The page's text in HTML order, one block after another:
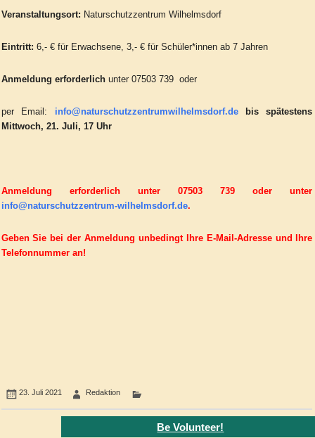
Veranstaltungsort: Naturschutzzentrum Wilhelmsdorf
Eintritt: 6,- € für Erwachsene, 3,- € für Schüler*innen ab 7 Jahren
Anmeldung erforderlichunter 07503 739 oder
per Email: info@naturschutzzentrumwilhelmsdorf.de
bis spätestens
Mittwoch, 21. Juli, 17 Uhr
Anmeldung erforderlich unter 07503 739 oder unter
info@naturschutzzentrum-wilhelmsdorf.de.
Geben Sie bei der Anmeldung unbedingt Ihre E-Mail-Adresse und Ihre
Telefonnummer an!
23. Juli 2021 Redaktion
Be Volunteer!